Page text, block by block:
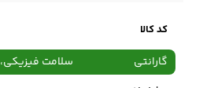
کد کالا
گارانتی سلامت فیزیکی،48 ساعت ضمانت بازگشت